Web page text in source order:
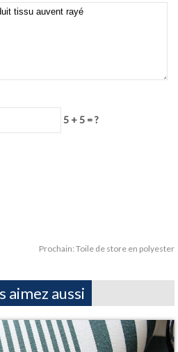
5 + 5 = ?
Prochain: Toile de store en polyester
aimez aussi